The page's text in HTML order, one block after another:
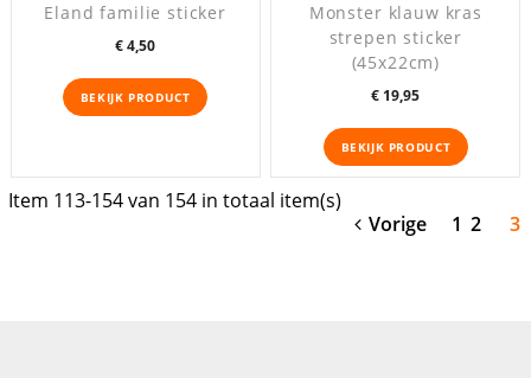
Eland familie sticker
Prijs
€ 4,50
BEKIJK PRODUCT
Monster klauw kras
strepen sticker
(45x22cm)
Prijs
€ 19,95
BEKIJK PRODUCT
Item 113-154 van 154 in totaal item(s)
Vorige
12 3